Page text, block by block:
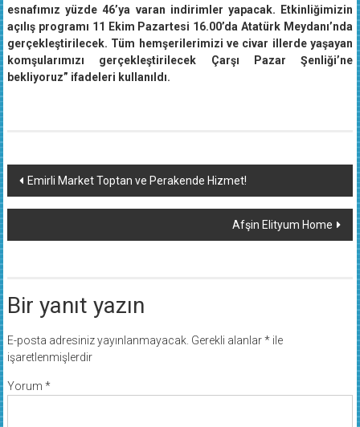
esnafımız yüzde 46’ya varan indirimler yapacak. Etkinliğimizin
açılış programı 11 Ekim Pazartesi 16.00’da Atatürk Meydanı’nda
gerçekleştirilecek. Tüm hemşerilerimizi ve civar illerde yaşayan
komşularımızı gerçekleştirilecek Çarşı Pazar Şenliği’ne
bekliyoruz” ifadeleri kullanıldı.
Yazı
dolaşımı
Emirli Market Toptan ve Perakende Hizmet!
Afşin Elityum Home
Bir yanıt yazın
E-posta adresiniz yayınlanmayacak. Gerekli alanlar*ile
işaretlenmişlerdir
Yorum *